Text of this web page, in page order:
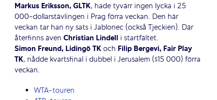
Markus Eriksson, GLTK, hade tyvärr ingen lycka i 25
000-dollarstävlingen i Prag förra veckan. Den här
veckan tar han ny sats i Jablonec (också Tjeckien). Där
återfinns även Christian Lindell i startfältet.
Simon Freund, Lidingö TKoch Filip Bergevi, Fair Play
TK, nådde kvartsfinal i dubbel i Jerusalem ($15 000) förra
veckan.
WTA-touren